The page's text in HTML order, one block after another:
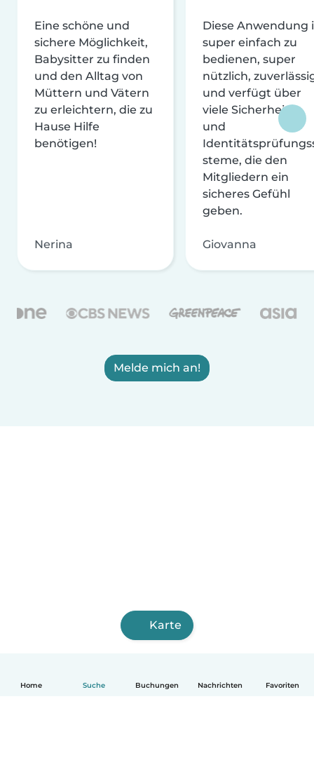
Home Suche Buchungen Nachrichten Favoriten
Eine schöne und
sichere Möglichkeit,
Babysitter zu finden
und den Alltag von
Müttern und Vätern
zu erleichtern, die zu
Hause Hilfe
benötigen!
Nerina
Diese Anwendung
super einfach zu
bedienen, super
nützlich,
und verfügt über
viele Sicherheits-
und
steme, die den
Mitgliedern ein
sicheres Gefühl
geben.
Giovanna
Melde mich an!
Karte